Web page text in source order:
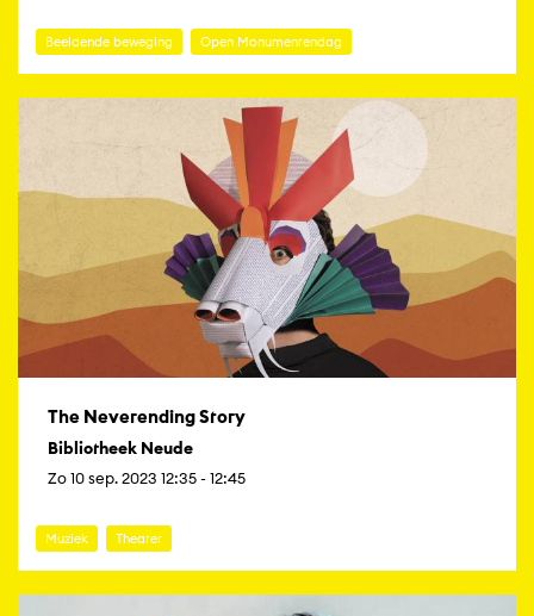
Beeldende beweging Open Monumentendag
The Neverending Story
Bibliotheek Neude
Zo 10 sep. 2023 12:35 - 12:45
Muziek Theater